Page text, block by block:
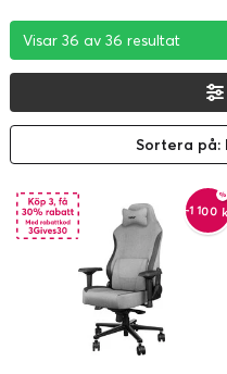
Visar 36 av 36 resultat
Visar 36 av 36 resultat
Visar 36 av 36 resultat
Sortera på:
-1 100